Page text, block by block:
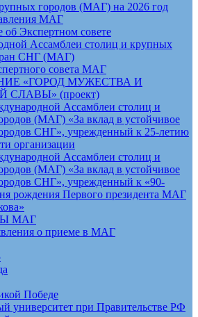
городов (МАГ) на 2026 год
МАГ
Экспертном совете
Ассамблеи столиц и крупных
СНГ (МАГ)
совета МАГ
«ГОРОД МУЖЕСТВА И
СЛАВЫ» (проект)
Ассамблеи столиц и
(МАГ) «За вклад в устойчивое
СНГ», учрежденный к 25-летию
организации
Ассамблеи столиц и
(МАГ) «За вклад в устойчивое
СНГ», учрежденный к «90-
рождения Первого президента МАГ
МАГ
о приеме в МАГ
Победе
университет при Правительстве РФ